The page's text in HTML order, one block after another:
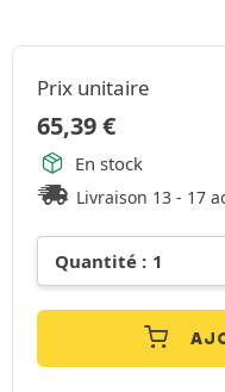
Prix unitaire
65,39€
En stock
Livraison 13 - 17